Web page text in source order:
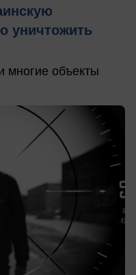
уничтожить
многие объекты